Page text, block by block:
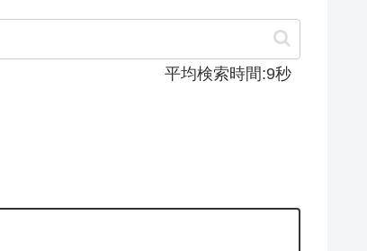
平均検索時間:9秒